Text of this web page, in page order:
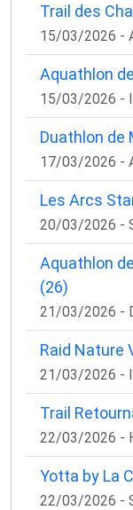
Trail des
15/03/2026 -
Aquathlon
15/03/2026 -
Duathlon de
17/03/2026 -
Les Arcs
20/03/2026 -
Aquathlon
(26)
21/03/2026 -
Raid Nature
21/03/2026 -
Trail
22/03/2026 -
Yotta by La
22/03/2026 -